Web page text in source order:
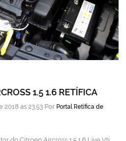
1.5 1.6 RETÍFICA
às 23:53 Por Portal Retífica de